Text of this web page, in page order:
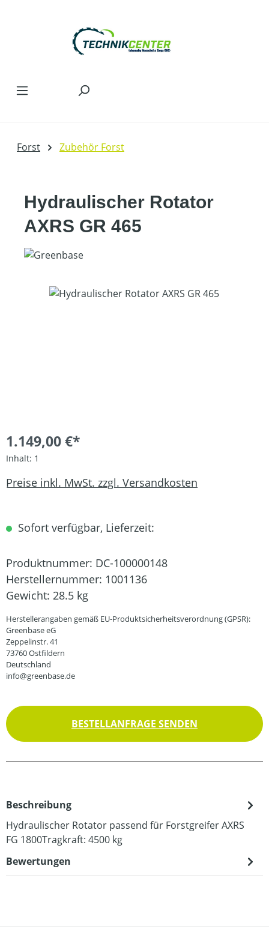
Forst Zubehör Forst
Hydraulischer Rotator
AXRS GR 465
Bildergalerie überspringen
1.149,00 €*
Inhalt: 1
Preise inkl. MwSt. zzgl. Versandkosten
Sofort verfügbar, Lieferzeit:
Produktnummer: DC-100000148
Herstellernummer: 1001136
Gewicht: 28.5 kg
Herstellerangaben gemäß EU-Produktsicherheitsverordnung (GPSR):
Greenbase eG
Zeppelinstr. 41
73760 Ostfildern
Deutschland
info@greenbase.de
BESTELLANFRAGE SENDEN
Beschreibung
Hydraulischer Rotator passend für Forstgreifer AXRS
FG 1800Tragkraft: 4500 kg
Bewertungen